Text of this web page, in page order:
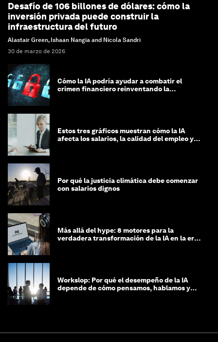
Desafío de 106 billones de dólares: cómo la
inversión privada puede construir la
infraestructura del futuro
Alastair Green, Ishaan Nangia and Nicola Sandri
30 de marzo de 2026
Cómo la IA podría ayudar a combatir el
crimen financiero reinventando la
Estos tres gráficos muestran cómo la IA
afecta los salarios, la calidad del empleo y
Por qué la justicia climática debe comenzar
con salarios dignos
Más allá del hype: 8 motores para la
verdadera transformación de la IA en la era
Workslop: Por qué el desempeño de la IA
depende de cómo pensamos, hablamos y